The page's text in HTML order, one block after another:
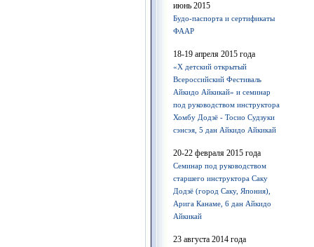
июнь 2015
Будо-паспорта и сертификаты
ФААР
18-19 апреля 2015 года
«Х детский открытый
Всероссийский Фестиваль
Айкидо Айкикай» и семинар
под руководством инструктора
Хомбу Додзё - Тосио Судзуки
сэнсэя, 5 дан Айкидо Айкикай
20-22 февраля 2015 года
Семинар под руководством
старшего инструктора Саку
Додзё (город Саку, Япония),
Арига Канаме, 6 дан Айкидо
Айкикай
23 августа 2014 года